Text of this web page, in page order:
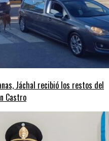
Jáchal recibió los restos del
Castro